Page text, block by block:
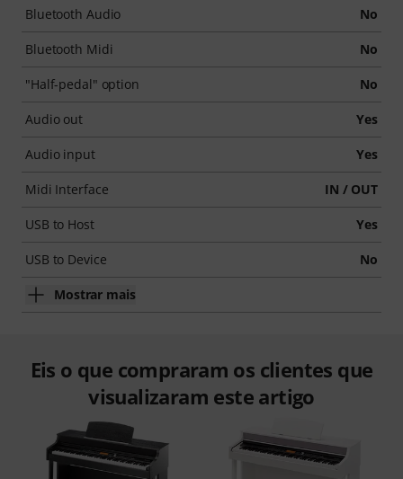
Bluetooth Audio No
Bluetooth Midi No
"Half-pedal" option No
Audio out Yes
Audio input Yes
Midi Interface IN / OUT
USB to Host Yes
USB to Device No
Mostrar mais
Eis o que compraram os clientes que
visualizaram este artigo